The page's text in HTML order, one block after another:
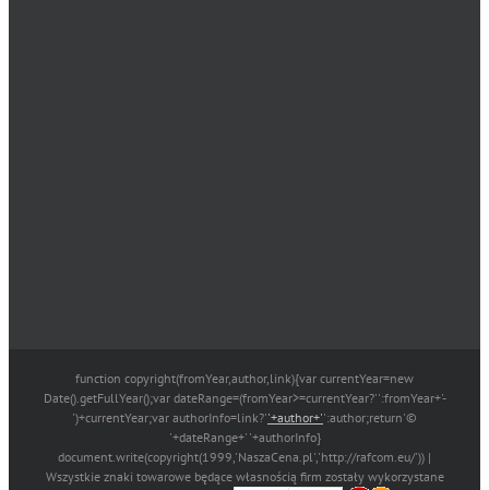
function copyright(fromYear,author,link){var currentYear=new
Date().getFullYear();var dateRange=(fromYear>=currentYear?'':fromYear+'-
')+currentYear;var authorInfo=link?''+author+'':author;return'©
'+dateRange+' '+authorInfo}
document.write(copyright(1999,'NaszaCena.pl','http://rafcom.eu/')) |
Wszystkie znaki towarowe będące własnością firm zostały wykorzystane